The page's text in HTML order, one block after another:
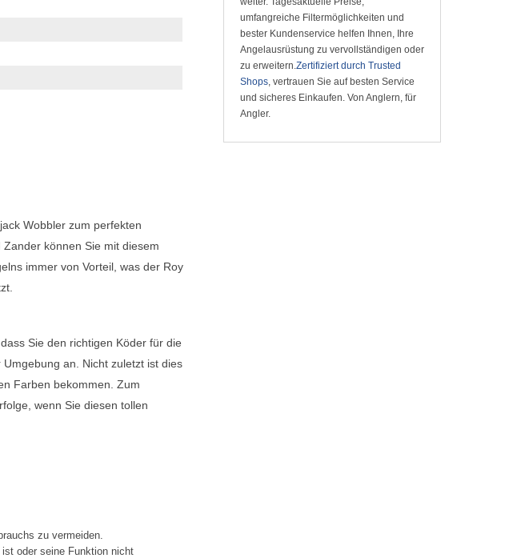
Wobbler zum perfekten
können Sie mit diesem
immer von Vorteil, was der Roy
Sie den richtigen Köder für die
an. Nicht zuletzt ist dies
Farben bekommen. Zum
wenn Sie diesen tollen
zu vermeiden.
oder seine Funktion nicht
umfangreiche Filtermöglichkeiten und
bester Kundenservice helfen Ihnen, Ihre
Angelausrüstung zu vervollständigen oder
zu erweitern.Zertifiziert durch Trusted
Shops, vertrauen Sie auf besten Service
und sicheres Einkaufen. Von Anglern, für
Angler.